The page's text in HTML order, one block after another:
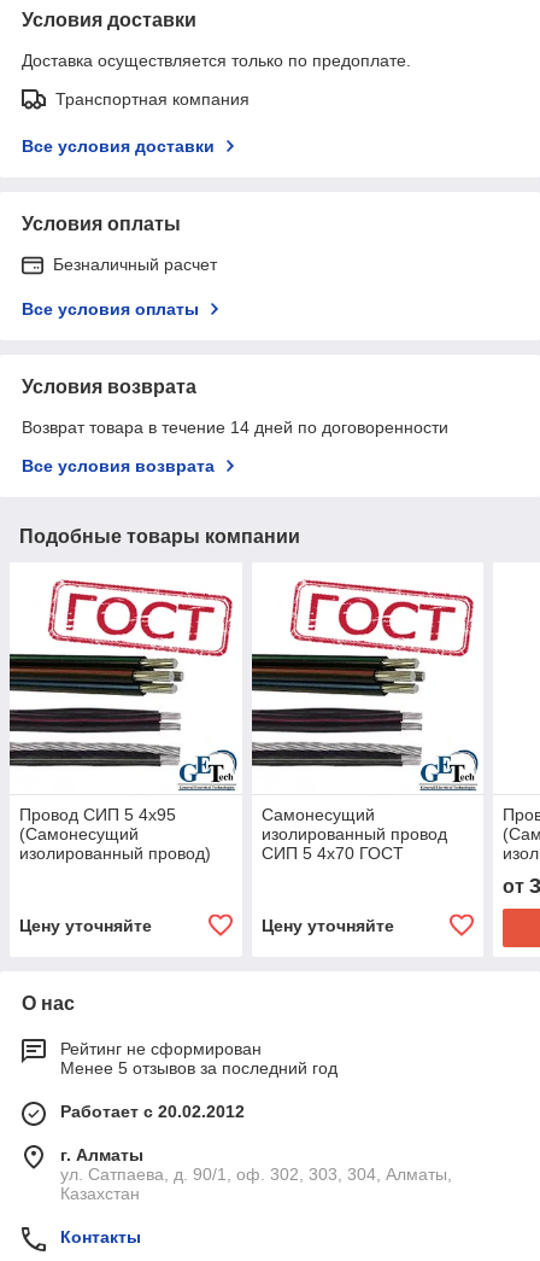
Условия доставки
Доставка осуществляется только по предоплате.
Транспортная компания
Все условия доставки
Условия оплаты
Безналичный расчет
Все условия оплаты
Условия возврата
Возврат товара в течение 14 дней по договоренности
Все условия возврата
Подобные товары компании
Провод СИП 5 4х95
(Самонесущий
изолированный провод)
Цену уточняйте
Самонесущий
изолированный провод
СИП 5 4х70 ГОСТ
Цену уточняйте
от
О нас
Рейтинг не сформирован
Менее 5 отзывов за последний год
Работает с 20.02.2012
г. Алматы
ул. Сатпаева, д. 90/1, оф. 302, 303, 304, Алматы,
Казахстан
Контакты